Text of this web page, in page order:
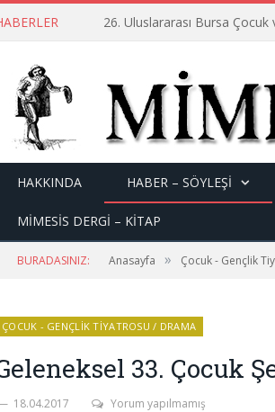
26. Uluslararası Bursa
HAKKINDA HABER – SÖYLEŞI
MİMESİS DERGİ – KİTAP
BURADASINIZ: Anasayfa » Çocuk - Gençlik
ÇOCUK - GENÇLIK TIYATROSU / DRAMA
33. Çocuk
18.04.2017 Yorum yapılmamış